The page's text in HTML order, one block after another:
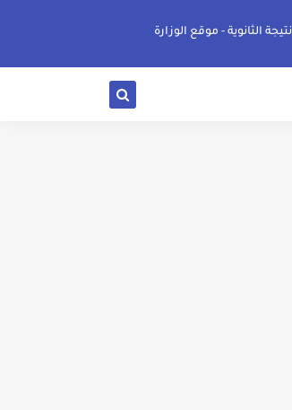
نتيجة الثانوية - موقع الوزارة